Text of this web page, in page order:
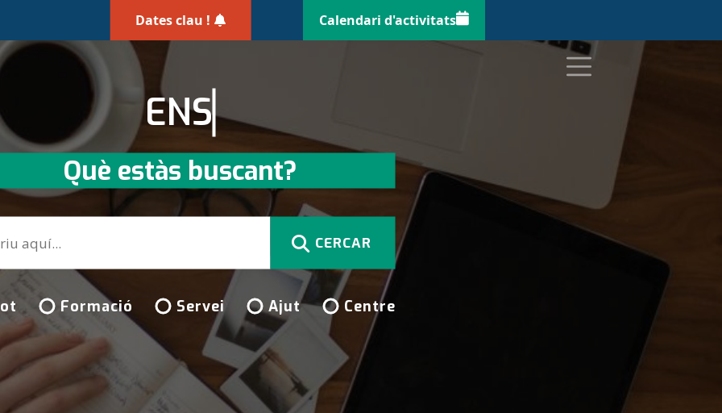
Calendari d'activitats
Dates clau !
ENSENYAMENT
Què estàs buscant?
Formació Servei Ajut Centre